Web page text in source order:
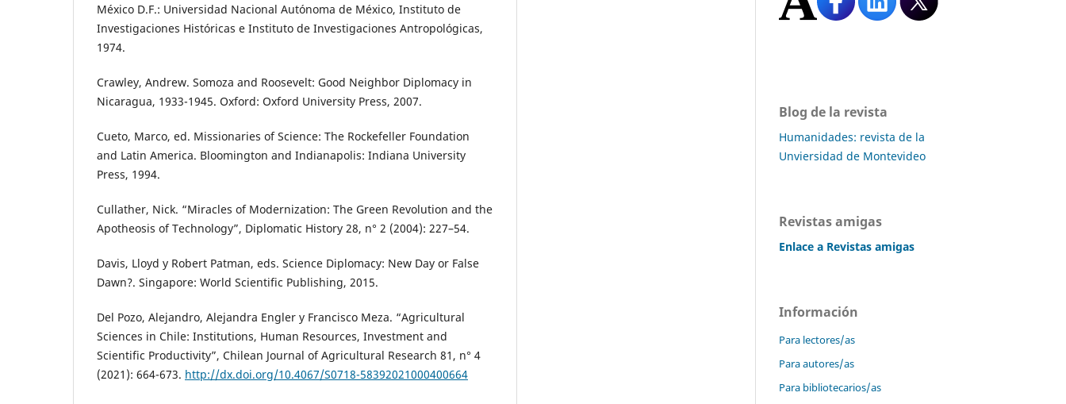
México D.F.: Universidad Nacional Autónoma de México, Instituto de
Investigaciones Históricas e Instituto de Investigaciones Antropológicas,
1974.
Crawley, Andrew. Somoza and Roosevelt: Good Neighbor Diplomacy in
Nicaragua, 1933-1945. Oxford: Oxford University Press, 2007.
Cueto, Marco, ed. Missionaries of Science: The Rockefeller Foundation
and Latin America. Bloomington and Indianapolis: Indiana University
Press, 1994.
Cullather, Nick. “Miracles of Modernization: The Green Revolution and the
Apotheosis of Technology”, Diplomatic History 28, n° 2 (2004): 227–54.
Davis, Lloyd y Robert Patman, eds. Science Diplomacy: New Day or False
Dawn?. Singapore: World Scientific Publishing, 2015.
Del Pozo, Alejandro, Alejandra Engler y Francisco Meza. “Agricultural
Sciences in Chile: Institutions, Human Resources, Investment and
Scientific Productivity”, Chilean Journal of Agricultural Research 81, n° 4
(2021): 664-673. http://dx.doi.org/10.4067/S0718-58392021000400664
Blog de la revista
Humanidades: revista de la
Unviersidad de Montevideo
Revistas amigas
Enlace a Revistas amigas
Información
Para lectores/as
Para autores/as
Para bibliotecarios/as